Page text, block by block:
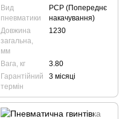
Вид
пневматики
PCP (Попереднє
накачування)
Довжина
загальна,
мм
1230
Вага, кг
3.80
Гарантійний
термін
3 місяці